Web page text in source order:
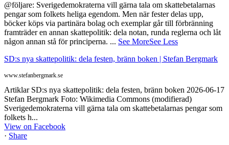
@följare: Sverigedemokraterna vill gärna tala om skattebetalarnas
pengar som folkets heliga egendom. Men när fester delas upp,
böcker köps via partinära bolag och exemplar går till förbränning
framträder en annan skattepolitik: dela notan, runda reglerna och låt
någon annan stå för principerna. ... See MoreSee Less
SD:s nya skattepolitik: dela festen, bränn boken | Stefan Bergmark
www.stefanbergmark.se
Artiklar SD:s nya skattepolitik: dela festen, bränn boken 2026-06-17
Stefan Bergmark Foto: Wikimedia Commons (modifierad)
Sverigedemokraterna vill gärna tala om skattebetalarnas pengar som
folkets h...
View on Facebook
· Share